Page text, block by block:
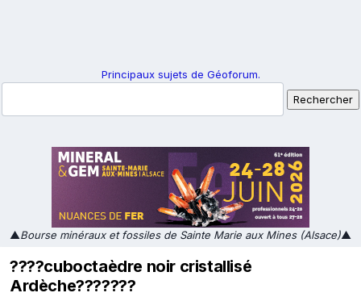
Principaux sujets de Géoforum.
▲Bourse minéraux et fossiles de Sainte Marie aux Mines (Alsace)▲
????cuboctaèdre noir cristallisé
Ardèche???????